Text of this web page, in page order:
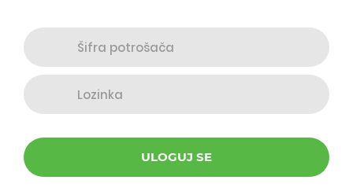
ULOGUJ SE